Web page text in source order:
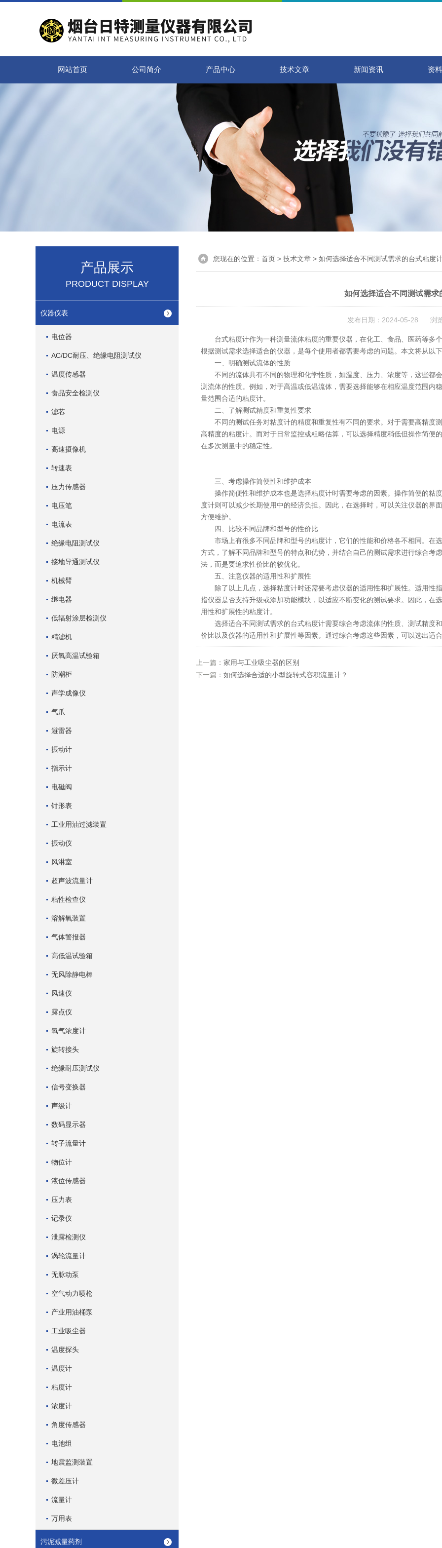
网站首页 公司简介 产品中心 技术文章 新闻资讯 资
产品展示
PRODUCT DISPLAY
仪器仪表
电位器
AC/DC耐压、绝缘电阻测试仪
温度传感器
食品安全检测仪
滤芯
电源
高速摄像机
转速表
压力传感器
电压笔
电流表
绝缘电阻测试仪
接地导通测试仪
机械臂
继电器
低辐射涂层检测仪
精滤机
厌氧高温试验箱
防潮柜
声学成像仪
气爪
避雷器
振动计
指示计
电磁阀
钳形表
工业用油过滤装置
振动仪
风淋室
超声波流量计
粘性检查仪
溶解氧装置
气体警报器
高低温试验箱
无风除静电棒
风速仪
露点仪
氧气浓度计
旋转接头
绝缘耐压测试仪
信号变换器
声级计
数码显示器
转子流量计
物位计
液位传感器
压力表
记录仪
泄露检测仪
涡轮流量计
无脉动泵
空气动力喷枪
产业用油桶泵
工业吸尘器
温度探头
温度计
粘度计
浓度计
角度传感器
电池组
地震监测装置
微差压计
流量计
万用表
污泥减量药剂
您现在的位置： 首页 > 技术文章 > 如何选择适合不同测试需求的台式粘度
如何选择适合不同测试需求
发布日期：2024-05-28 浏
台式粘度计作为一种测量流体粘度的重要仪器，在化工、食品、医药等多
根据测试需求选择适合的仪器，是每个使用者都需要考虑的问题。本文将从以
一、明确测试流体的性质
不同的流体具有不同的物理和化学性质，如温度、压力、浓度等，这些都
测流体的性质。例如，对于高温或低温流体，需要选择能够在相应温度范围内
量范围合适的粘度计。
二、了解测试精度和重复性要求
不同的测试任务对粘度计的精度和重复性有不同的要求。对于需要高精度
高精度的粘度计。而对于日常监控或粗略估算，可以选择精度稍低但操作简便
在多次测量中的稳定性。
三、考虑操作简便性和维护成本
操作简便性和维护成本也是选择粘度计时需要考虑的因素。操作简便的粘
度计则可以减少长期使用中的经济负担。因此，在选择时，可以关注仪器的界
方便维护。
四、比较不同品牌和型号的性价比
市场上有很多不同品牌和型号的粘度计，它们的性能和价格各不相同。在
方式，了解不同品牌和型号的特点和优势，并结合自己的测试需求进行综合考
法，而是要追求性价比的较优化。
五、注意仪器的适用性和扩展性
除了以上几点，选择粘度计时还需要考虑仪器的适用性和扩展性。适用性
指仪器是否支持升级或添加功能模块，以适应不断变化的测试要求。因此，在
用性和扩展性的粘度计。
选择适合不同测试需求的台式粘度计需要综合考虑流体的性质、测试精度
价比以及仪器的适用性和扩展性等因素。通过综合考虑这些因素，可以选出适
上一篇： 家用与工业吸尘器的区别
下一篇： 如何选择合适的小型旋转式容积流量计？